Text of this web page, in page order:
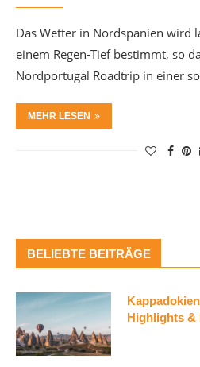
Das Wetter in Nordspanien wird
einem Regen-Tief bestimmt, so
Nordportugal Roadtrip in einer
MEHR LESEN
BELIEBTE BEITRÄGE
Highlights &